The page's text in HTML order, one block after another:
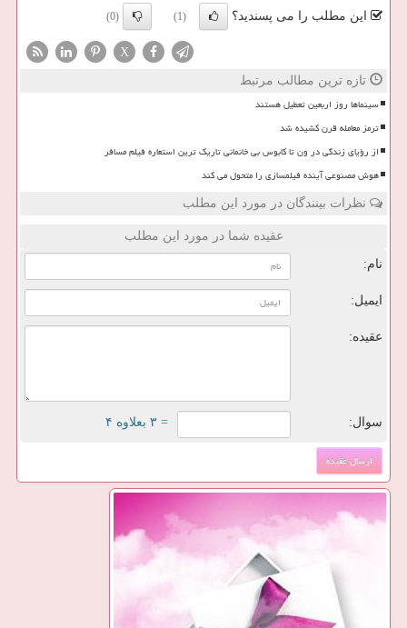
این مطلب را می پسندید؟ (1)
(0)
X
تازه ترین مطالب مرتبط
سینماها روز اربعین تعطیل هستند
ترمز معامله قرن کشیده شد
از رؤیای زندگی در ون تا کابوس بی خانمانی تاریک ترین استعاره فیلم مسافر
هوش مصنوعی آینده فیلمسازی را متحول می کند
نظرات بینندگان در مورد این مطلب
عقیده شما در مورد این مطلب
نام:
ایمیل:
عقیده:
سوال: = ۳ بعلاوه ۴